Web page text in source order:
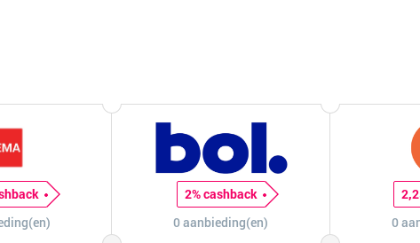
2% cashback
0 aanbieding(en)
0